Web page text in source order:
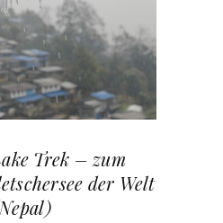
Trek – zum
der Welt